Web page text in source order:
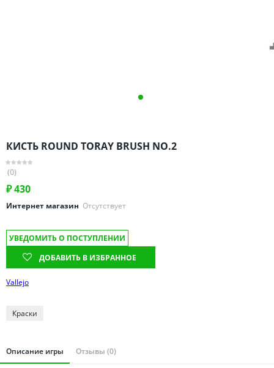
Саратовская область
Свердловская область
Смоленская область
Ставропольский край
Татарстан
Тверская область
Удмуртия
КИСТЬ ROUND TORAY BRUSH NO.2
(0)
₽430
Интернет магазин Отсутствует
УВЕДОМИТЬ О ПОСТУПЛЕНИИ
ДОБАВИТЬ В ИЗБРАННОЕ
Vallejo
Краски
Описание игры Отзывы (0)